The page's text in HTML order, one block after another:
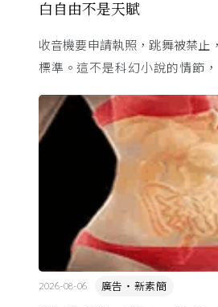
白自由不是天賦
收音機要申請執照，跳舞被禁止
標準。這不是科幻小說的情節
嚴令，這段歷 ...
廣告・新素簡
2026-08-06